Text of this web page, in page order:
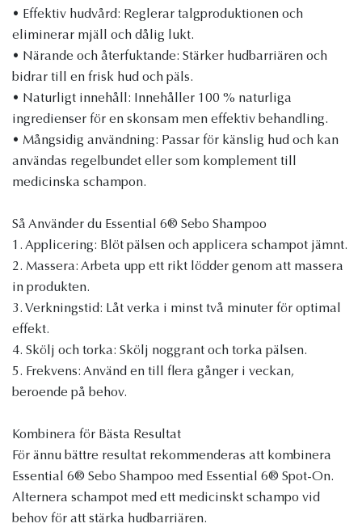
• Effektiv hudvård: Reglerar talgproduktionen och
eliminerar mjäll och dålig lukt.
• Närande och återfuktande: Stärker hudbarriären och
bidrar till en frisk hud och päls.
• Naturligt innehåll: Innehåller 100 % naturliga
ingredienser för en skonsam men effektiv behandling.
• Mångsidig användning: Passar för känslig hud och kan
användas regelbundet eller som komplement till
medicinska schampon.
Så Använder du Essential 6® Sebo Shampoo
1. Applicering: Blöt pälsen och applicera schampot jämnt.
2. Massera: Arbeta upp ett rikt lödder genom att massera
in produkten.
3. Verkningstid: Låt verka i minst två minuter för optimal
effekt.
4. Skölj och torka: Skölj noggrant och torka pälsen.
5. Frekvens: Använd en till flera gånger i veckan,
beroende på behov.
Kombinera för Bästa Resultat
För ännu bättre resultat rekommenderas att kombinera
Essential 6® Sebo Shampoo med Essential 6® Spot-On.
Alternera schampot med ett medicinskt schampo vid
behov för att stärka hudbarriären.